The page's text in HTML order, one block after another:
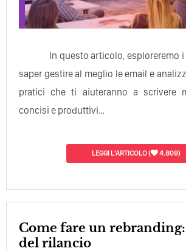
In questo articolo, esploreremo
saper gestire al meglio le email e
pratici che ti aiuteranno a scrivere
concisi e produttivi…
LEGGI L'ARTICOLO( 4.809)
Come fare un rebranding: il potere
del rilancio